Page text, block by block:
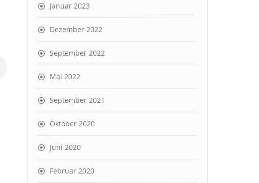
Januar 2023
Dezember 2022
September 2022
Mai 2022
September 2021
Oktober 2020
Juni 2020
Februar 2020